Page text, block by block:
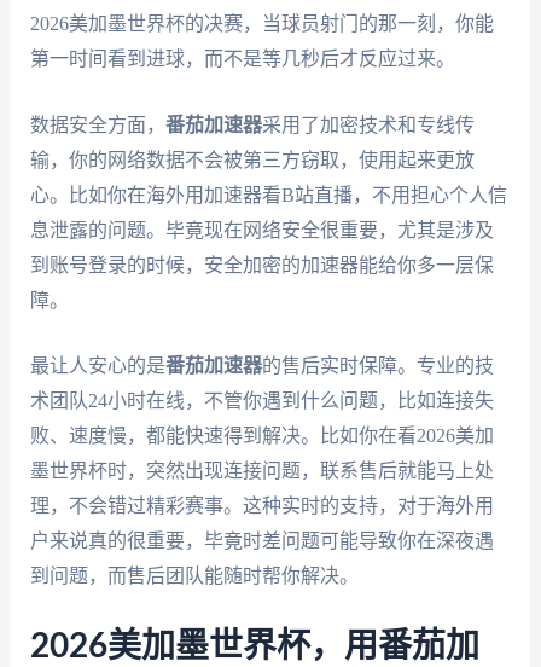
2026美加墨世界杯的决赛，当球员射门的那一刻，你能
第一时间看到进球，而不是等几秒后才反应过来。
数据安全方面， 番茄加速器采用了加密技术和专线传
输，你的网络数据不会被第三方窃取，使用起来更放
心。比如你在海外用加速器看B站直播，不用担心个人信
息泄露的问题。毕竟现在网络安全很重要，尤其是涉及
到账号登录的时候，安全加密的加速器能给你多一层保
障。
最让人安心的是番茄加速器的售后实时保障。专业的技
术团队24小时在线，不管你遇到什么问题，比如连接失
败、速度慢，都能快速得到解决。比如你在看2026美加
墨世界杯时，突然出现连接问题，联系售后就能马上处
理，不会错过精彩赛事。这种实时的支持，对于海外用
户来说真的很重要，毕竟时差问题可能导致你在深夜遇
到问题，而售后团队能随时帮你解决。
2026美加墨世界杯，用番茄加